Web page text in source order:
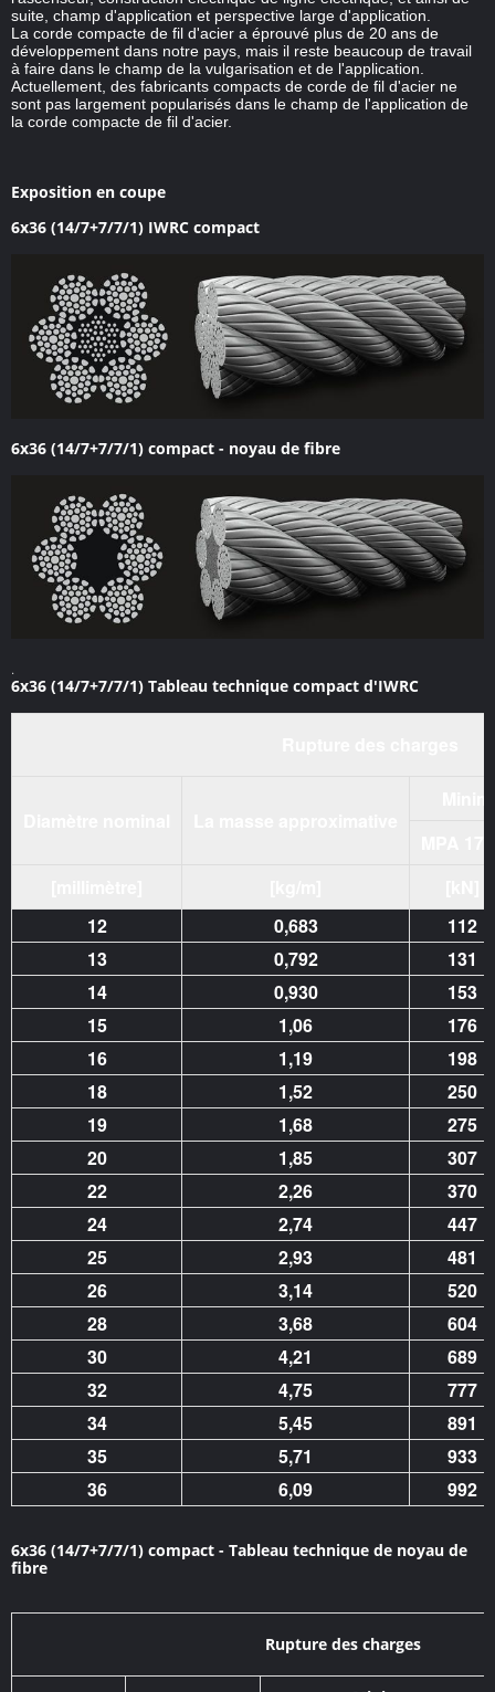
suite, champ d'application et perspective large d'application.
La corde compacte de fil d'acier a éprouvé plus de 20 ans de
développement dans notre pays, mais il reste beaucoup de travail
à faire dans le champ de la vulgarisation et de l'application.
Actuellement, des fabricants compacts de corde de fil d'acier ne
sont pas largement popularisés dans le champ de l'application de
la corde compacte de fil d'acier.
Exposition en coupe
6x36 (14/7+7/7/1) IWRC compact
6x36 (14/7+7/7/1) compact - noyau de fibre
.
6x36 (14/7+7/7/1) Tableau technique compact d'IWRC
12
0,683
112
13
0,792
131
14
0,930
153
15
1,06
176
16
1,19
198
18
1,52
250
19
1,68
275
20
1,85
307
22
2,26
370
24
2,74
447
25
2,93
481
26
3,14
520
28
3,68
604
30
4,21
689
32
4,75
777
34
5,45
891
35
5,71
933
36
6,09 992
6x36 (14/7+7/7/1) compact - Tableau technique de noyau de
fibre
Rupture des charges